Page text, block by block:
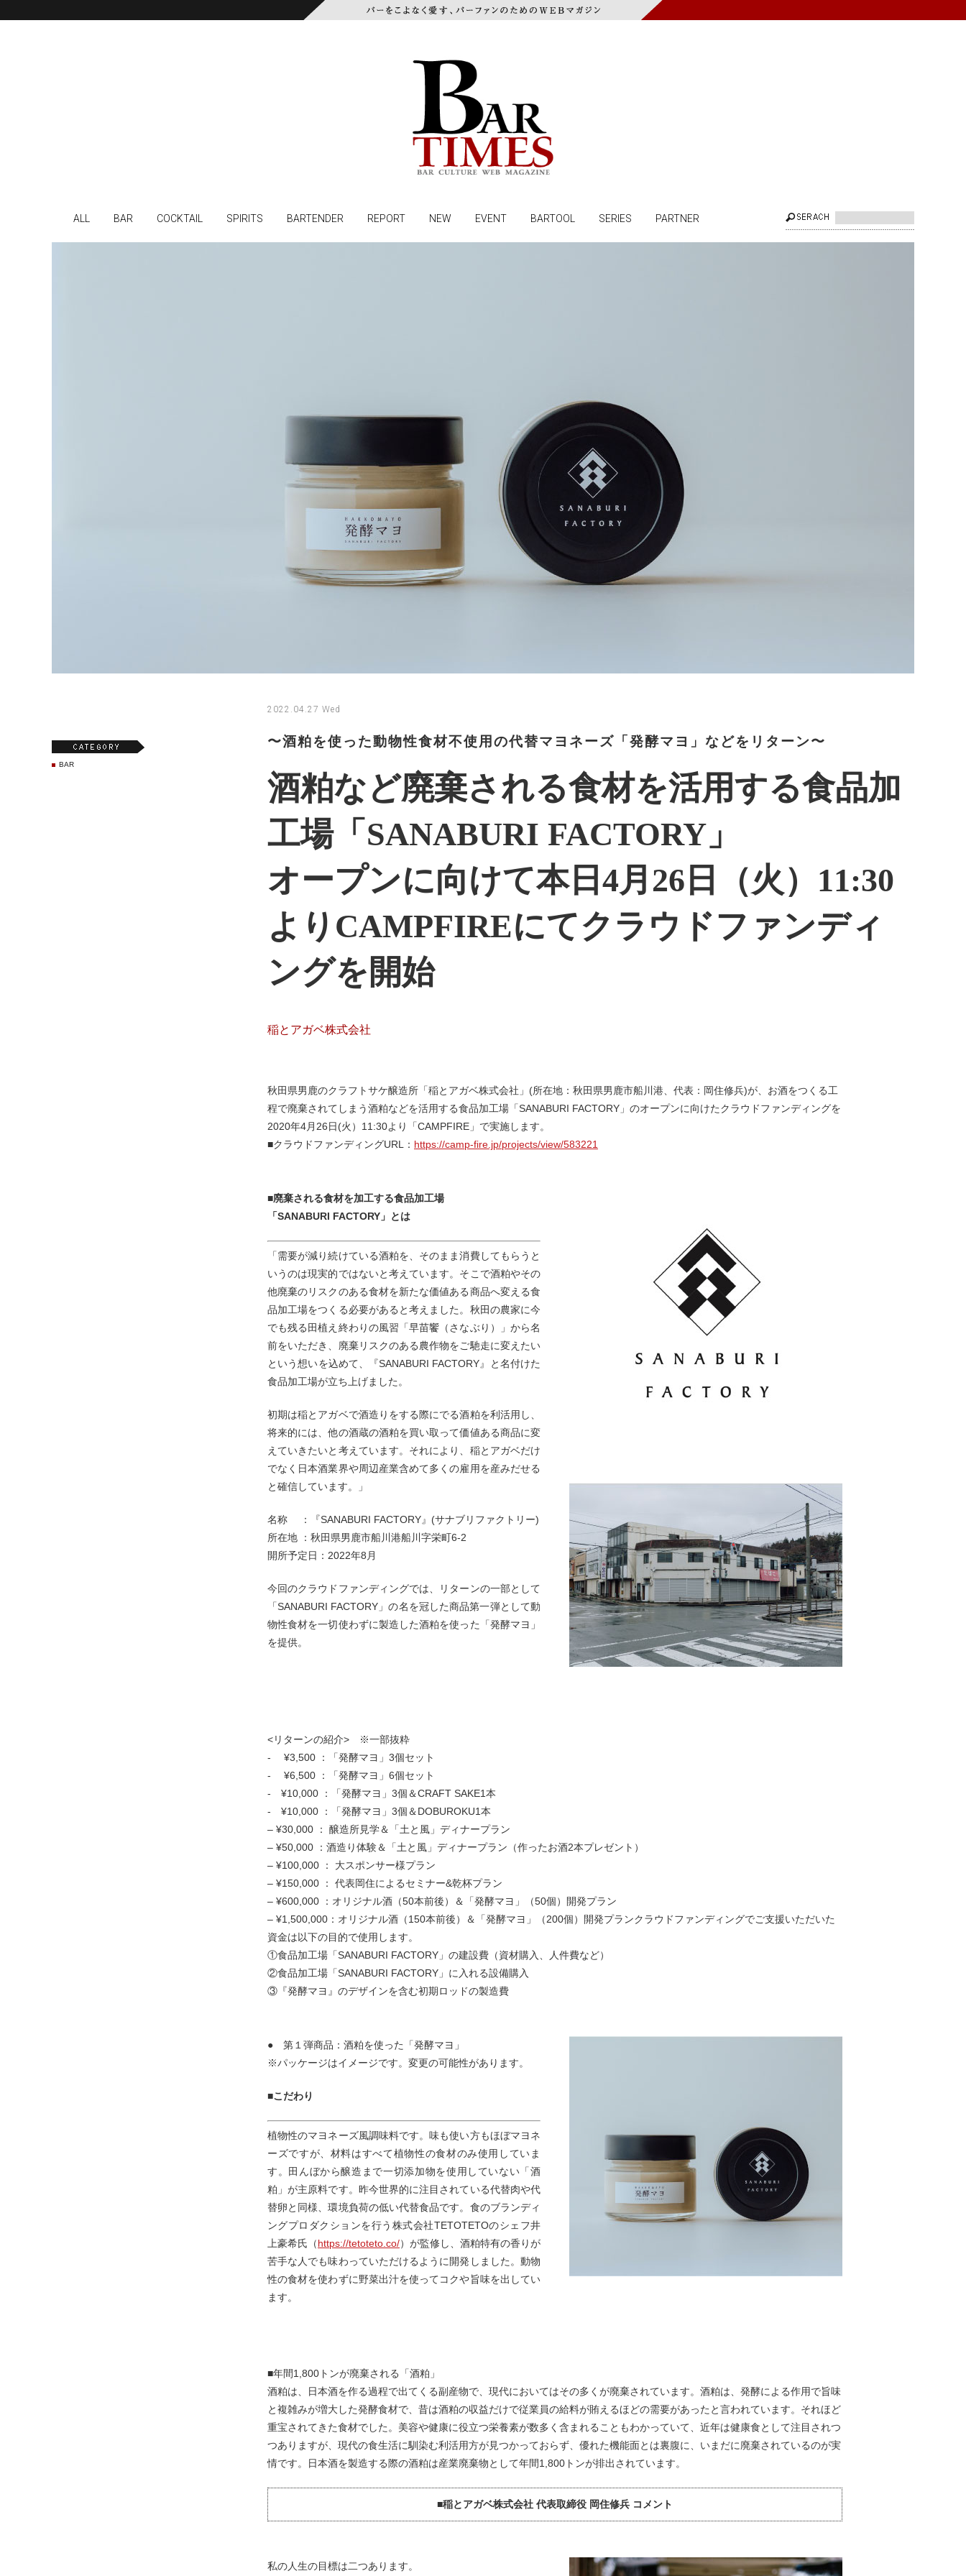
ALL BAR COCKTAIL SPIRITS BARTENDER REPORT NEW EVENT BARTOOL SERIES PARTNER
2022.04.27 Wed
〜酒粕を使った動物性食材不使用の代替マヨネーズ「発酵マヨ」などをリターン〜
酒粕など廃棄される食材を活用する食品加
工場「SANABURI FACTORY」
オープンに向けて本日4月26日（火）11:30
よりCAMPFIREにてクラウドファンディ
ングを開始
稲とアガベ株式会社
秋田県男鹿のクラフトサケ醸造所「稲とアガベ株式会社」(所在地：秋田県男鹿市船川港、代表：岡住修兵)が、お酒をつくる工
程で廃棄されてしまう酒粕などを活用する食品加工場「SANABURI FACTORY」のオープンに向けたクラウドファンディングを
2020年4月26日(火）11:30より「CAMPFIRE」で実施します。
■クラウドファンディングURL： https://camp-fire.jp/projects/view/583221
■廃棄される食材を加工する食品加工場
「SANABURI FACTORY」とは
「需要が減り続けている酒粕を、そのまま消費してもらうと
いうのは現実的ではないと考えています。そこで酒粕やその
他廃棄のリスクのある食材を新たな価値ある商品へ変える食
品加工場をつくる必要があると考えました。秋田の農家に今
でも残る田植え終わりの風習「早苗饗（さなぶり）」から名
前をいただき、廃棄リスクのある農作物をご馳走に変えたい
という想いを込めて、『SANABURI FACTORY』と名付けた
食品加工場が立ち上げました。
初期は稲とアガベで酒造りをする際にでる酒粕を利活用し、
将来的には、他の酒蔵の酒粕を買い取って価値ある商品に変
えていきたいと考えています。それにより、稲とアガベだけ
でなく日本酒業界や周辺産業含めて多くの雇用を産みだせる
と確信しています。」
名称 ：『SANABURI FACTORY』(サナブリファクトリー)
所在地 ：秋田県男鹿市船川港船川字栄町6-2
開所予定日：2022年8月
今回のクラウドファンディングでは、リターンの一部として
「SANABURI FACTORY」の名を冠した商品第一弾として動
物性食材を一切使わずに製造した酒粕を使った「発酵マヨ」
を提供。
<リターンの紹介> ※一部抜粋
- ¥3,500 ：「発酵マヨ」3個セット
- ¥6,500 ：「発酵マヨ」6個セット
- ¥10,000 ：「発酵マヨ」3個＆CRAFT SAKE1本
- ¥10,000 ：「発酵マヨ」3個＆DOBUROKU1本
– ¥30,000 ： 醸造所見学＆「土と風」ディナープラン
– ¥50,000 ：酒造り体験＆「土と風」ディナープラン（作ったお酒2本プレゼント）
– ¥100,000 ： 大スポンサー様プラン
– ¥150,000 ： 代表岡住によるセミナー&乾杯プラン
– ¥600,000 ：オリジナル酒（50本前後）＆「発酵マヨ」（50個）開発プラン
– ¥1,500,000：オリジナル酒（150本前後）＆「発酵マヨ」（200個）開発プランクラウドファンディングでご支援いただいた
資金は以下の目的で使用します。
①食品加工場「SANABURI FACTORY」の建設費（資材購入、人件費など）
②食品加工場「SANABURI FACTORY」に入れる設備購入
③『発酵マヨ』のデザインを含む初期ロッドの製造費
● 第１弾商品：酒粕を使った「発酵マヨ」
※パッケージはイメージです。変更の可能性があります。
■こだわり
植物性のマヨネーズ風調味料です。味も使い方もほぼマヨネ
ーズですが、材料はすべて植物性の食材のみ使用していま
す。田んぼから醸造まで一切添加物を使用していない「酒
粕」が主原料です。昨今世界的に注目されている代替肉や代
替卵と同様、環境負荷の低い代替食品です。食のブランディ
ングプロダクションを行う株式会社TETOTETOのシェフ井
上豪希氏（https://tetoteto.co/）が監修し、酒粕特有の香りが
苦手な人でも味わっていただけるように開発しました。動物
性の食材を使わずに野菜出汁を使ってコクや旨味を出してい
ます。
■年間1,800トンが廃棄される「酒粕」
酒粕は、日本酒を作る過程で出てくる副産物で、現代においてはその多くが廃棄されています。酒粕は、発酵による作用で旨味
と複雑みが増大した発酵食材で、昔は酒粕の収益だけで従業員の給料が賄えるほどの需要があったと言われています。それほど
重宝されてきた食材でした。美容や健康に役立つ栄養素が数多く含まれることもわかっていて、近年は健康食として注目されつ
つありますが、現代の食生活に馴染む利活用方が見つかっておらず、優れた機能面とは裏腹に、いまだに廃棄されているのが実
情です。日本酒を製造する際の酒粕は産業廃棄物として年間1,800トンが排出されています。
■稲とアガベ株式会社 代表取締役 岡住修兵 コメント
私の人生の目標は二つあります。
BAR